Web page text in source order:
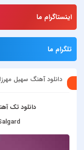
اینستاگرام ما
تلگرام ما
دانلود آهنگ سهیل
دانلود تک